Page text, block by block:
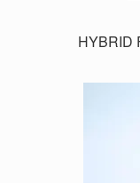
HYBRID